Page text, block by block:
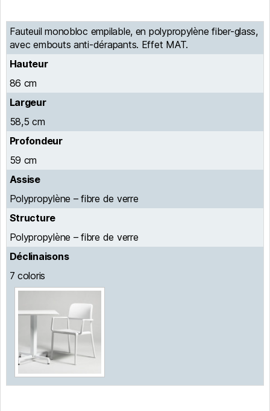
Fauteuil monobloc empilable, en polypropylène fiber-glass,
avec embouts anti-dérapants. Effet MAT.
Hauteur
86 cm
Largeur
58,5 cm
Profondeur
59 cm
Assise
Polypropylène – fibre de verre
Structure
Polypropylène – fibre de verre
Déclinaisons
7 coloris